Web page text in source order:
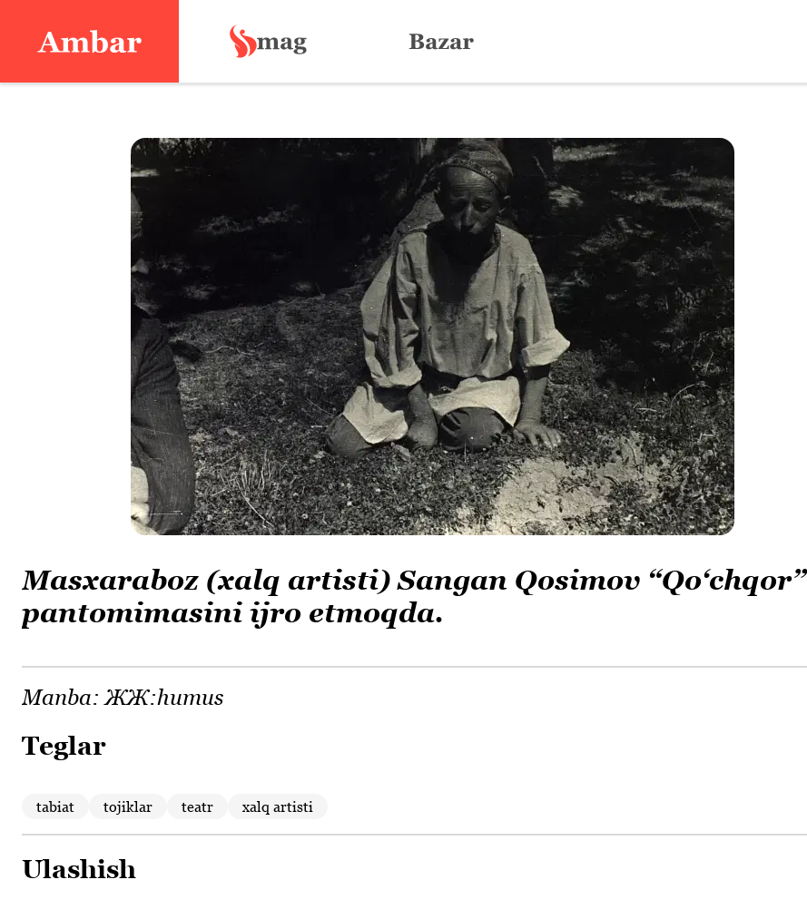
Masxaraboz (xalq artisti) Sangan Qosimov “Qo‘chqor”
pantomimasini ijro etmoqda.
Manba: ЖЖ:humus
Teglar
tabiat tojiklar teatr хalq artisti
Ulashish